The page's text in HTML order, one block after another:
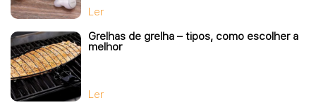
Ler
Grelhas de grelha – tipos, como escolher a
melhor
Ler